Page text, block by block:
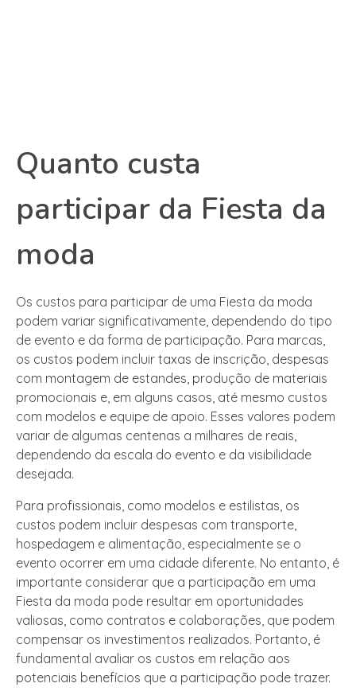
Quanto custa
participar da Fiesta da
moda
Os custos para participar de uma Fiesta da moda
podem variar significativamente, dependendo do tipo
de evento e da forma de participação. Para marcas,
os custos podem incluir taxas de inscrição, despesas
com montagem de estandes, produção de materiais
promocionais e, em alguns casos, até mesmo custos
com modelos e equipe de apoio. Esses valores podem
variar de algumas centenas a milhares de reais,
dependendo da escala do evento e da visibilidade
desejada.
Para profissionais, como modelos e estilistas, os
custos podem incluir despesas com transporte,
hospedagem e alimentação, especialmente se o
evento ocorrer em uma cidade diferente. No entanto, é
importante considerar que a participação em uma
Fiesta da moda pode resultar em oportunidades
valiosas, como contratos e colaborações, que podem
compensar os investimentos realizados. Portanto, é
fundamental avaliar os custos em relação aos
potenciais benefícios que a participação pode trazer.